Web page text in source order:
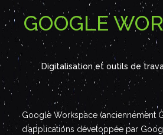
GOOGLE
Digitalisation et outils de
Google Workspace (anciennement
d’applications développée par